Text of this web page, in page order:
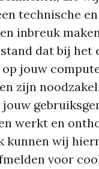
technische
inbreuk
dat bij het
jouw
zijn
werkt en
wij
voor